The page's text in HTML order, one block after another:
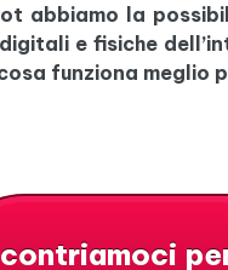
abbiamo la
e fisiche
funziona meglio